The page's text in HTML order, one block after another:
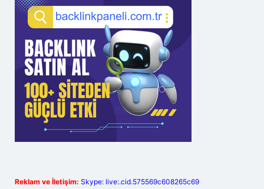
Reklam ve İletişim: Skype: live:.cid.575569c608265c69